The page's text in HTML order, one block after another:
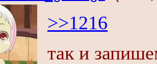
>>1216
так и